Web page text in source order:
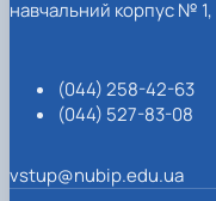
навчальний корпус №
(044) 258-42-63
(044) 527-83-08
vstup@nubip.edu.ua